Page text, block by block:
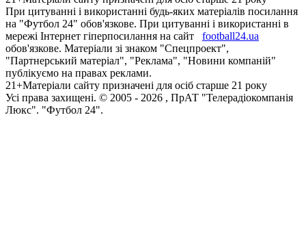
При цитуванні і використанні будь-яких матеріалів посилання
на "Футбол 24" обов'язкове. При цитуванні і використанні в
мережі Інтернет гіперпосилання на сайт
football24.ua
обов'язкове. Матеріали зі знаком "Спецпроект",
"Партнерський матеріал", "Реклама", "Новини компаній"
публікуємо на правах реклами.
21+Матеріали сайту призначені для осіб старше 21 року
Усi права захищенi. © 2005 - 2026 , ПрАТ "Телерадіокомпанія
Люкс". "Футбол 24".